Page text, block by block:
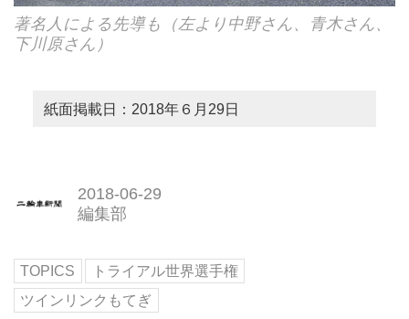
著名人による先導も（左より中野さん、青木さん、
下川原さん）
紙面掲載日：2018年６月29日
2018-06-29
編集部
TOPICS
トライアル世界選手権
ツインリンクもてぎ